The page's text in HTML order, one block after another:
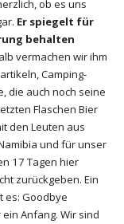
ob es uns
Er spiegelt für
behalten
vermachen wir ihm
Camping-
die auch noch seine
Flaschen Bier
den Leuten aus
und für unser
17 Tagen hier
zurückgeben. Ein
es: Goodbye
Anfang. Wir sind